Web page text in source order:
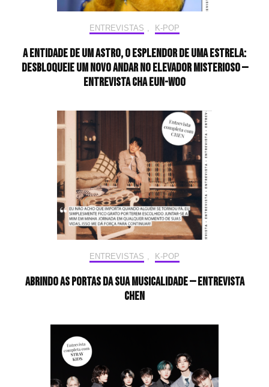
ENTREVISTAS , K-POP
A entidade de um astro, o esplendor de uma estrela:
desbloqueie um novo andar no elevador misterioso —
Entrevista CHA EUN-WOO
ENTREVISTAS , K-POP
Abrindo as portas da sua musicalidade — Entrevista
CHEN